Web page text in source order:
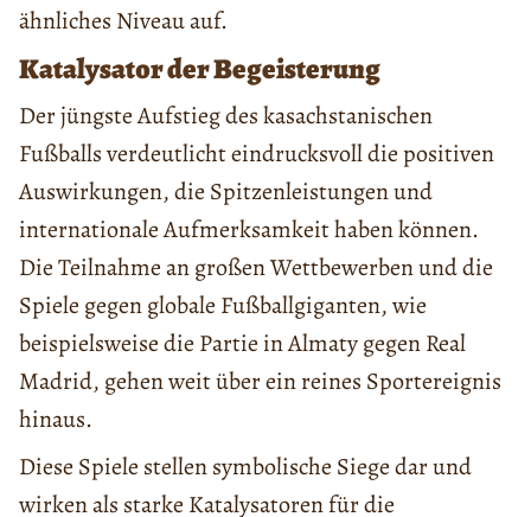
ähnliches Niveau auf.
Katalysator der Begeisterung
Der jüngste Aufstieg des kasachstanischen
Fußballs verdeutlicht eindrucksvoll die positiven
Auswirkungen, die Spitzenleistungen und
internationale Aufmerksamkeit haben können.
Die Teilnahme an großen Wettbewerben und die
Spiele gegen globale Fußballgiganten, wie
beispielsweise die Partie in Almaty gegen Real
Madrid, gehen weit über ein reines Sportereignis
hinaus.
Diese Spiele stellen symbolische Siege dar und
wirken als starke Katalysatoren für die